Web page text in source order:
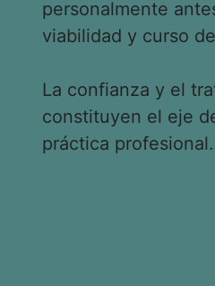
personalmente
viabilidad y curso
La confianza y el
constituyen el eje
práctica profesional.